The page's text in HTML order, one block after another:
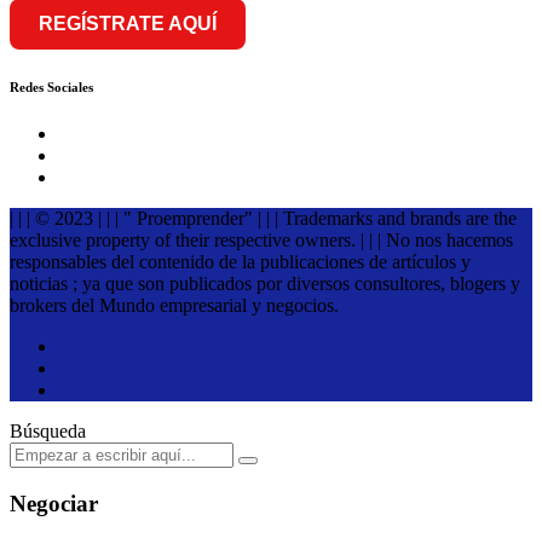
REGÍSTRATE AQUÍ
Redes Sociales
| | | © 2023 | | | " Proemprender" | | | Trademarks and brands are the
exclusive property of their respective owners. | | | No nos hacemos
responsables del contenido de la publicaciones de artículos y
noticias ; ya que son publicados por diversos consultores, blogers y
brokers del Mundo empresarial y negocios.
Búsqueda
Negociar